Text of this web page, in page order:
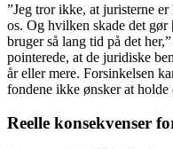
”Jeg tror ikke, at juristerne
os. Og hvilken skade det
bruger så lang tid på det
pointerede, at de juridiske
år eller mere. Forsinkelsen
fondene ikke ønsker at
Reelle konsekvenser